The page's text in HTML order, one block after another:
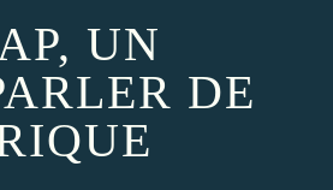
UN
DE